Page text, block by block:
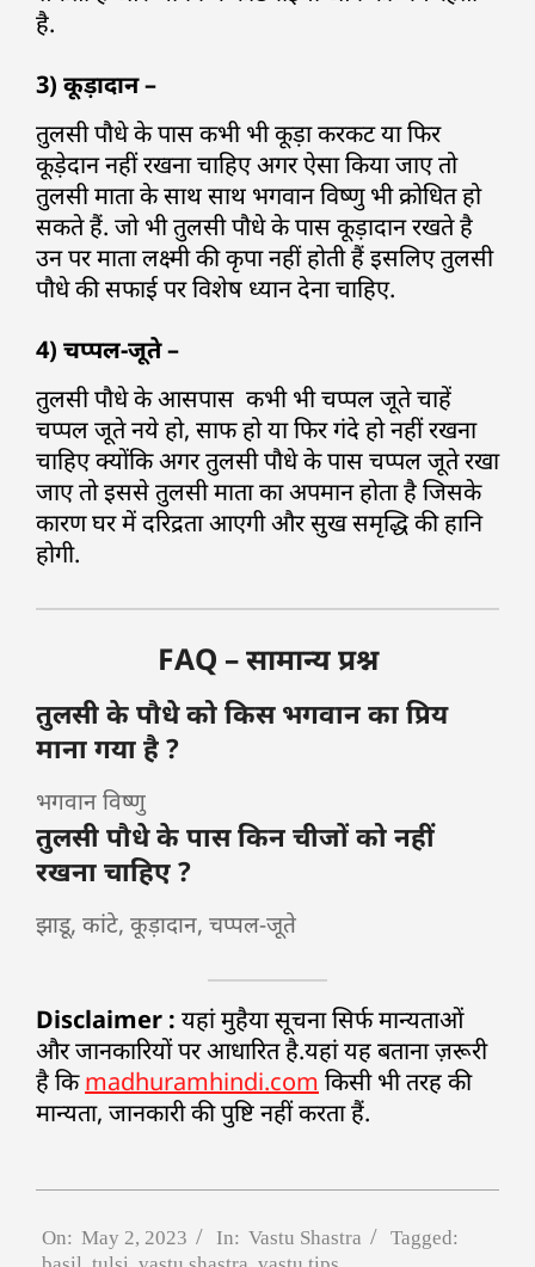
है.
3) कूड़ादान –
तुलसी पौधे के पास कभी भी कूड़ा करकट या फिर
कूड़ेदान नहीं रखना चाहिए अगर ऐसा किया जाए तो
तुलसी माता के साथ साथ भगवान विष्णु भी क्रोधित हो
सकते हैं. जो भी तुलसी पौधे के पास कूड़ादान रखते है
उन पर माता लक्ष्मी की कृपा नहीं होती हैं इसलिए तुलसी
पौधे की सफाई पर विशेष ध्यान देना चाहिए.
4) चप्पल-जूते –
तुलसी पौधे के आसपास कभी भी चप्पल जूते चाहें
चप्पल जूते नये हो, साफ हो या फिर गंदे हो नहीं रखना
चाहिए क्योंकि अगर तुलसी पौधे के पास चप्पल जूते रखा
जाए तो इससे तुलसी माता का अपमान होता है जिसके
कारण घर में दरिद्रता आएगी और सुख समृद्धि की हानि
होगी.
FAQ – सामान्य प्रश्न
तुलसी के पौधे को किस भगवान का प्रिय
माना गया है ?
भगवान विष्णु
तुलसी पौधे के पास किन चीजों को नहीं
रखना चाहिए ?
झाडू, कांटे, कूड़ादान, चप्पल-जूते
Disclaimer : यहां मुहैया सूचना सिर्फ मान्यताओं
और जानकारियों पर आधारित है.यहां यह बताना ज़रूरी
है किmadhuramhindi.com किसी भी तरह की
मान्यता, जानकारी की पुष्टि नहीं करता हैं.
On: May 2, 2023 In: Vastu Shastra
Tagged: